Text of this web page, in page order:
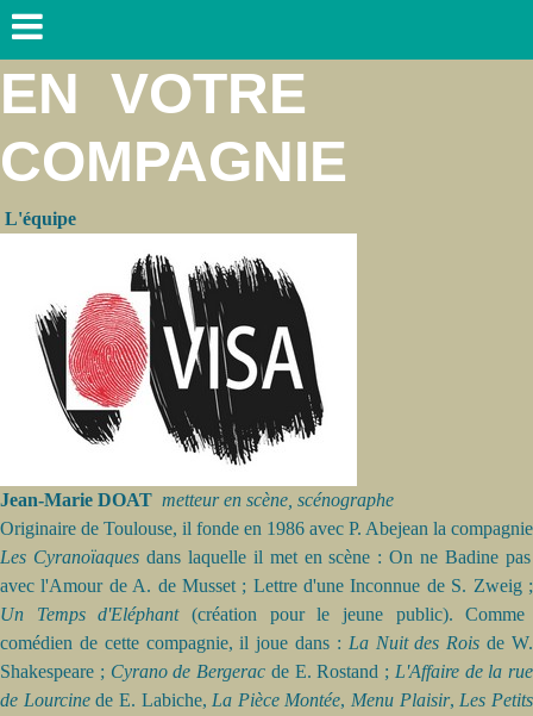
EN VOTRE
COMPAGNIE
L'équipe
Jean-Marie DOAT metteur en scène, scénographe
Originaire de Toulouse, il fonde en 1986 avec P. Abejean la compagnie
Les Cyranoïaquesdans laquelle il met en scène : On ne Badine pas
avec l'Amour de A. de Musset ; Lettre d'une Inconnue de S. Zweig ;
Un Temps d'Eléphant(création pour le jeune public). Comme
comédien de cette compagnie, il joue dans : La Nuit des Roisde W.
Shakespeare ; Cyrano de Bergerac de E. Rostand ; L'Affaire de la rue
de Lourcinede E. Labiche, La Pièce Montée, Menu Plaisir, Les Petits